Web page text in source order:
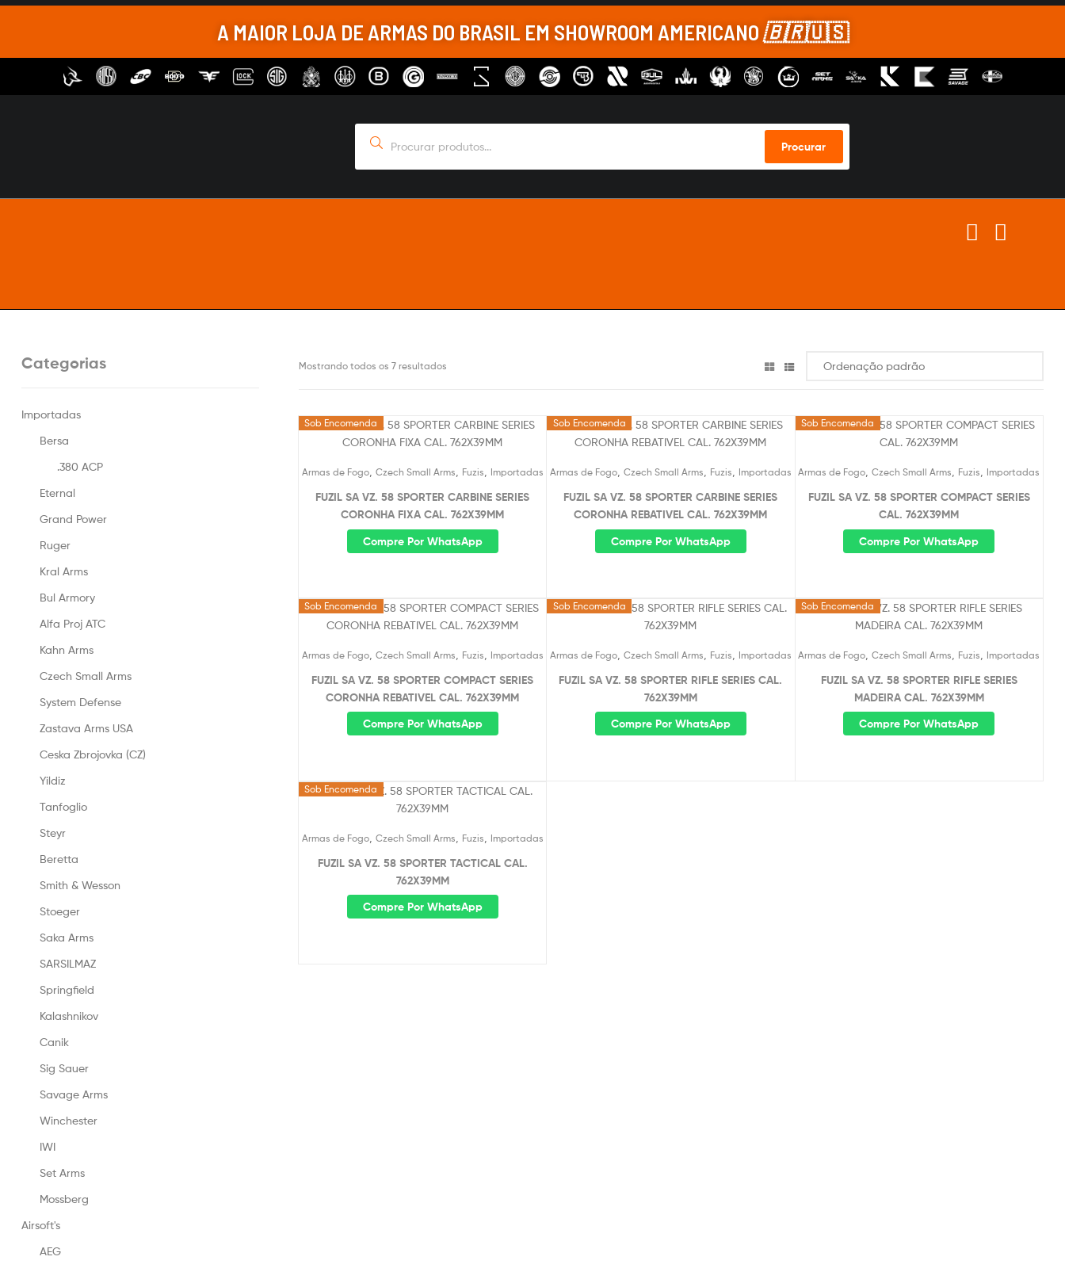
A MAIOR LOJA DE ARMAS DO BRASIL EM SHOWROOM AMERICANO🇧🇷🇺🇸
Procurar
Mostrando todos os 7 resultados
Sob Encomenda
Armas de Fogo, Czech Small Arms Fuzis Importadas
FUZIL SA VZ. 58 SPORTER CARBINE SERIES
CORONHA FIXA CAL. 762X39MM
Compre Por WhatsApp
Sob Encomenda
Armas de Fogo, Czech Small Arms Fuzis Importadas
FUZIL SA VZ. 58 SPORTER CARBINE SERIES
CORONHA REBATIVEL CAL. 762X39MM
Compre Por WhatsApp
Sob Encomenda
Armas de Fogo ,Czech Small Arms Fuzis Importadas
FUZIL SA VZ. 58 SPORTER COMPACT SERIES
CAL. 762X39MM
Compre Por WhatsApp
Sob Encomenda
Armas de Fogo, Czech Small Arms Fuzis Importadas
FUZIL SA VZ. 58 SPORTER COMPACT SERIES
CORONHA REBATIVEL CAL. 762X39MM
Compre Por WhatsApp
Sob Encomenda
Armas de Fogo, Czech Small Arms Fuzis Importadas
FUZIL SA VZ. 58 SPORTER RIFLE SERIES CAL.
762X39MM
Compre Por WhatsApp
Sob Encomenda
Armas de Fogo ,Czech Small Arms Fuzis Importadas
FUZIL SA VZ. 58 SPORTER RIFLE SERIES
MADEIRA CAL. 762X39MM
Compre Por WhatsApp
Sob Encomenda
Armas de Fogo, Czech Small Arms Fuzis Importadas
FUZIL SA VZ. 58 SPORTER TACTICAL CAL.
762X39MM
Compre Por WhatsApp
Categorias
Importadas
Bersa
.380 ACP
Eternal
Grand Power
Ruger
Kral Arms
Bul Armory
Alfa Proj ATC
Kahn Arms
Czech Small Arms
System Defense
Zastava Arms USA
Ceska Zbrojovka (CZ)
Yildiz
Tanfoglio
Steyr
Beretta
Smith & Wesson
Stoeger
Saka Arms
SARSILMAZ
Springfield
Kalashnikov
Canik
Sig Sauer
Savage Arms
Winchester
IWI
Set Arms
Mossberg
Airsoft's
AEG